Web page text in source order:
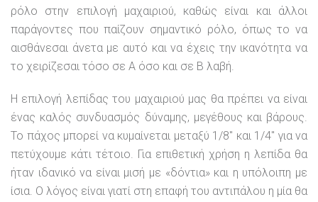
ρόλο στην επιλογή μαχαιριού, καθώς είναι και άλλοι
παράγοντες που παίζουν σημαντικό ρόλο, όπως το να
αισθάνεσαι άνετα με αυτό και να έχεις την ικανότητα να
το χειρίζεσαι τόσο σε Α όσο και σε Β λαβή.
Η επιλογή λεπίδας του μαχαιριού μας θα πρέπει να είναι
ένας καλός συνδυασμός δύναμης, μεγέθους και βάρους.
Το πάχος μπορεί να κυμαίνεται μεταξύ 1/8″ και 1/4″ για να
πετύχουμε κάτι τέτοιο. Για επιθετική χρήση η λεπίδα θα
ήταν ιδανικό να είναι μισή με «δόντια» και η υπόλοιπη με
ίσια. Ο λόγος είναι γιατί στη επαφή του αντιπάλου η μία θα